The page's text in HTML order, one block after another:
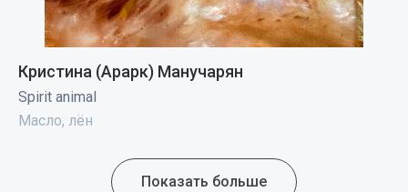
Кристина (Арарк) Манучарян
Spirit animal
Масло, лён
Показать больше